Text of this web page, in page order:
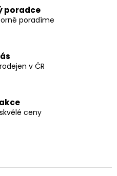
poradce
poradíme
v ČR
ceny